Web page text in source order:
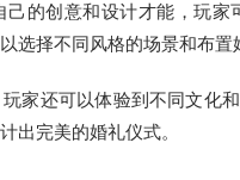
的创意和设计才能，玩
选择不同风格的场景和布
家还可以体验到不同文化
出完美的婚礼仪式。